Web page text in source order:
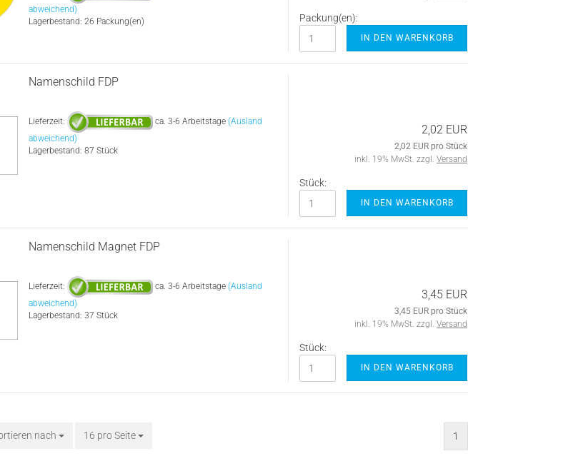
abweichend)
Lagerbestand: 26 Packung(en)
Packung(en):
IN DEN WARENKORB
Namenschild FDP
Lieferzeit: ca. 3-6 Arbeitstage (Ausland
abweichend)
Lagerbestand: 87 Stück
2,02 EUR
2,02 EUR pro Stück
inkl. 19% MwSt. zzgl. Versand
Stück:
IN DEN WARENKORB
Namenschild Magnet FDP
Lieferzeit: ca. 3-6 Arbeitstage (Ausland
abweichend)
Lagerbestand: 37 Stück
3,45 EUR
3,45 EUR pro Stück
inkl. 19% MwSt. zzgl. Versand
Stück:
IN DEN WARENKORB
nach 16 pro Seite 1